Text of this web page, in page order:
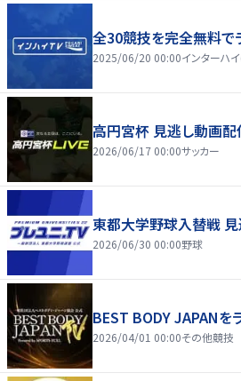
全30競技を完全無料で
2025/06/20 00:00インターハ
高円宮杯 見逃し動画配
2026/06/17 00:00サッカー
東都大学野球入替戦 見
2026/06/30 00:00野球
BEST BODY JAPANを
2026/04/01 00:00その他競技